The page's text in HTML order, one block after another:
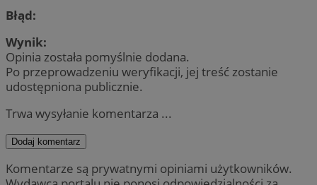
Błąd:
Wynik:
Opinia została pomyślnie dodana.
Po przeprowadzeniu weryfikacji, jej treść zostanie
udostępniona publicznie.
Trwa wysyłanie komentarza ...
Dodaj komentarz
Komentarze są prywatnymi opiniami użytkowników.